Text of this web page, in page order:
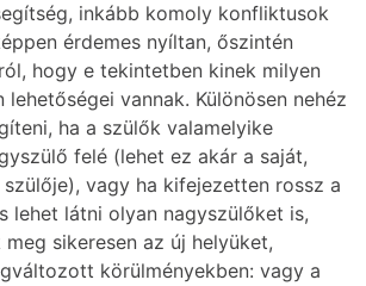
inkább komoly konfliktusok
érdemes nyíltan, őszintén
hogy e tekintetben kinek milyen
lehetőségei vannak. Különösen nehéz
ha a szülők valamelyike
felé (lehet ez akár a saját,
vagy ha kifejezetten rossz a
lehet látni olyan nagyszülőket is,
sikeresen az új helyüket,
körülményekben: vagy a